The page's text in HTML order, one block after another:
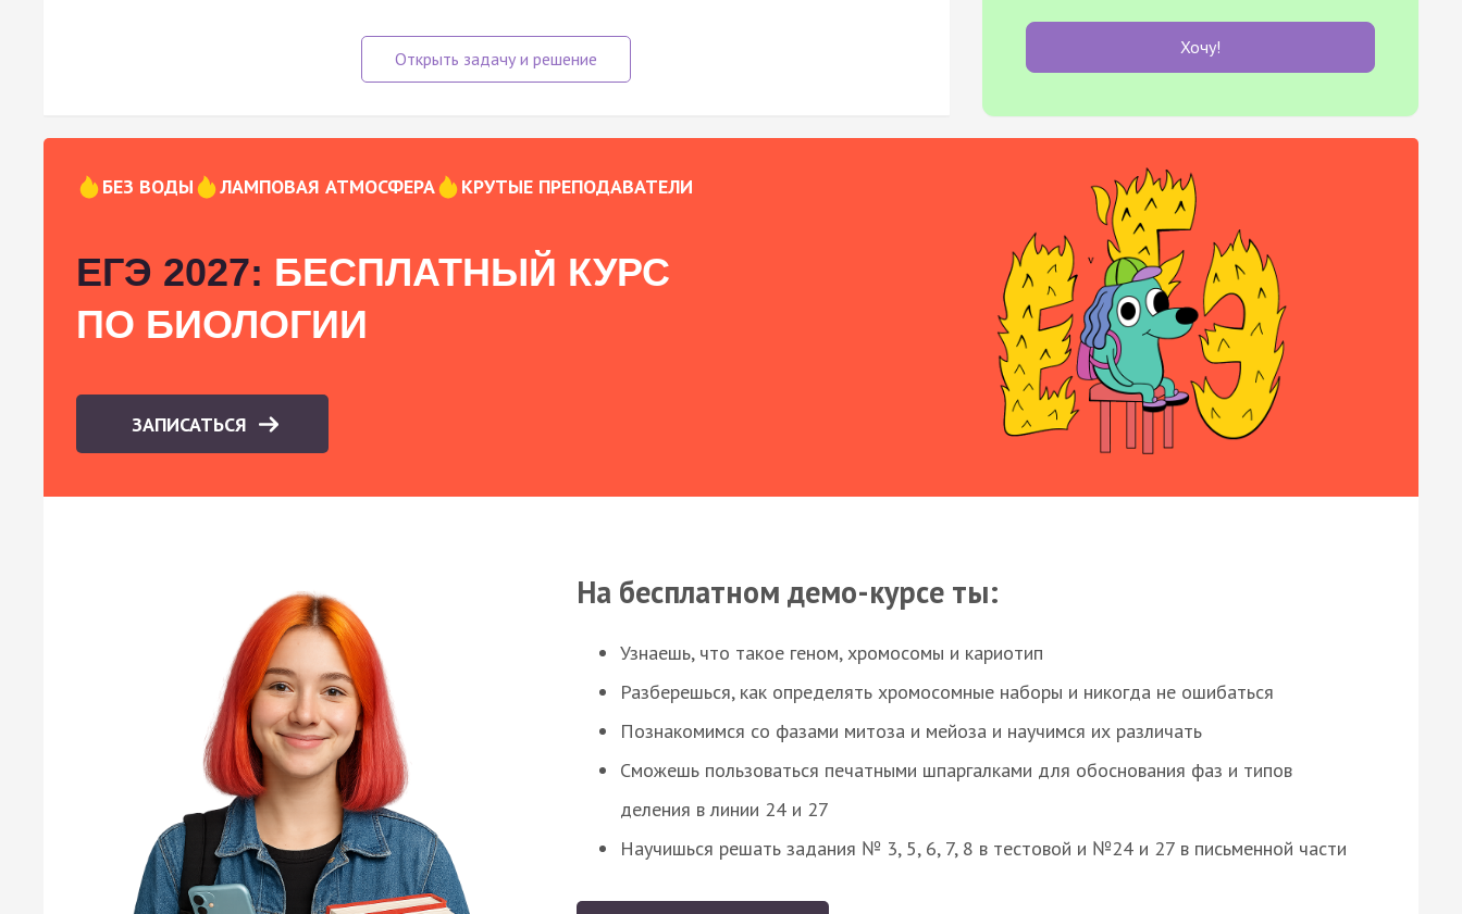
Хочу!
БЕЗ ВОДЫ ЛАМПОВАЯ АТМОСФЕРА КРУТЫЕ ПРЕПОДАВАТЕЛИ
ЕГЭ 2027: БЕСПЛАТНЫЙ КУРС
ПО БИОЛОГИИ
ЗАПИСАТЬСЯ
На бесплатном демо-курсе ты:
Узнаешь, что такое геном, хромосомы и кариотип
Разберешься, как определять хромосомные наборы и никогда не ошибаться
Познакомимся со фазами митоза и мейоза и научимся их различать
Сможешь пользоваться печатными шпаргалками для обоснования фаз и типов
деления в линии 24 и 27
Научишься решать задания № 3, 5, 6, 7, 8 в тестовой и №24 и 27 в письменной части